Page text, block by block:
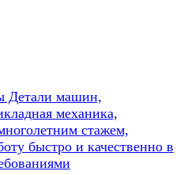
Детали машин,
механика,
стажем,
быстро и качественно в